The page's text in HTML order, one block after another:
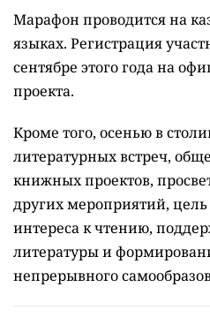
Марафон проводится на
языках. Регистрация
сентябре этого года на
проекта.
Кроме того, осенью в
литературных встреч,
книжных проектов,
других мероприятий, цель
интереса к чтению,
литературы и
непрерывного